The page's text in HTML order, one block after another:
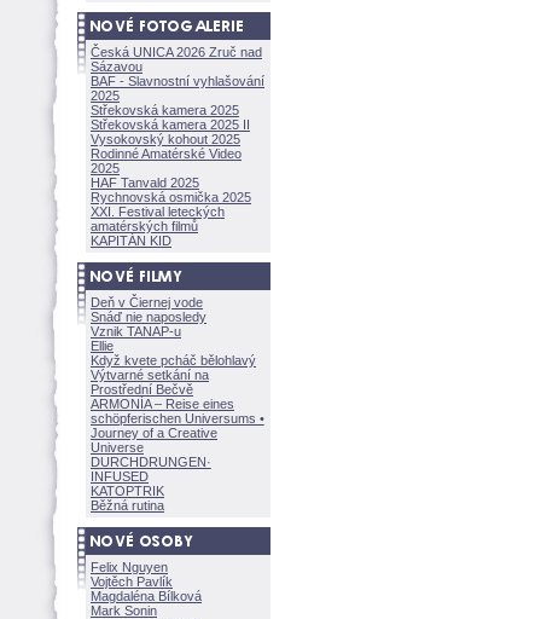
Česká UNICA 2026 Zruč nad
Sázavou
BAF - Slavnostní vyhlašování
2025
Střekovská kamera 2025
Střekovská kamera 2025 II
Vysokovský kohout 2025
Rodinné Amatérské Video
2025
HAF Tanvald 2025
Rychnovská osmička 2025
XXI. Festival leteckých
amatérských filmů
KAPITÁN KID
Deň v Čiernej vode
Snáď nie naposledy
Vznik TANAP-u
Ellie
Když kvete pcháč bělohlavý
Výtvarné setkání na
Prostřední Bečvě
ARMONÍA – Reise eines
schöpferischen Universums •
Journey of a Creative
Universe
DURCHDRUNGEN·
INFUSED
KATOPTRIK
Běžná rutina
Felix Nguyen
Vojtěch Pavlík
Magdaléna Bílkov
Mark Sonin